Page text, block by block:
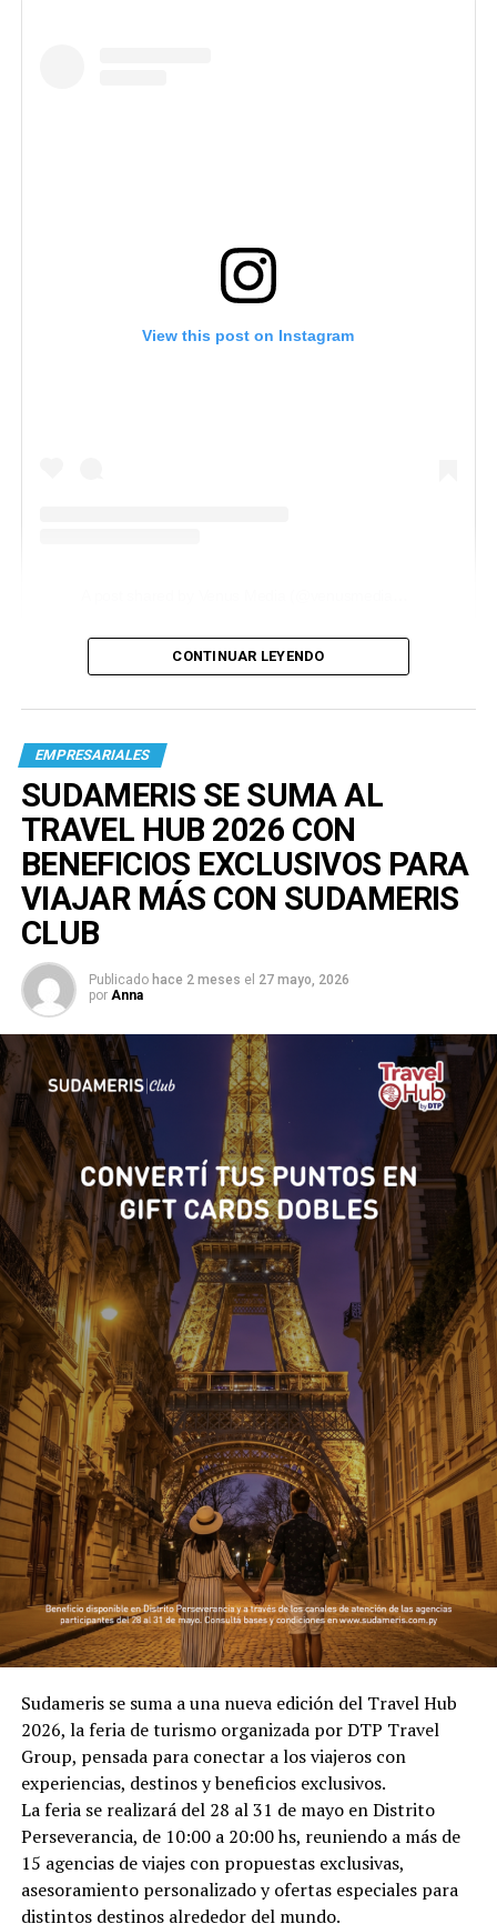
View this post on Instagram
CONTINUAR LEYENDO
EMPRESARIALES
SUDAMERIS SE SUMA AL
TRAVEL HUB 2026 CON
BENEFICIOS EXCLUSIVOS PARA
VIAJAR MÁS CON SUDAMERIS
CLUB
Publicado hace 2 meses el 27 mayo, 2026
por Anna
Sudameris se suma a una nueva edición del Travel Hub
2026, la feria de turismo organizada por DTP Travel
Group, pensada para conectar a los viajeros con
experiencias, destinos y beneficios exclusivos.
La feria se realizará del 28 al 31 de mayo en Distrito
Perseverancia, de 10:00 a 20:00 hs, reuniendo a más de
15 agencias de viajes con propuestas exclusivas,
asesoramiento personalizado y ofertas especiales para
distintos destinos alrededor del mundo.